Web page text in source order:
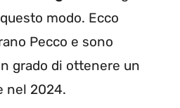
modo. Ecco
Pecco e sono
grado di ottenere un
nel 2024.